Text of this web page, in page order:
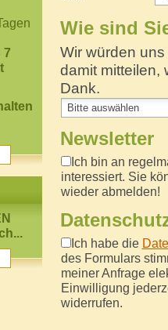
7
Wie sind
Wir würden
damit mitteilen,
Dank.
Newsletter
Ich bin an
interessiert. Sie
wieder abmelden!
Ich habe die
des Formulars
meiner Anfrage
Einwilligung
widerrufen.